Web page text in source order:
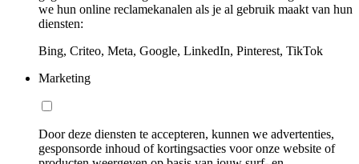
we hun online reclamekanalen als je al gebruik maakt van hun
diensten:
Bing, Criteo, Meta, Google, LinkedIn, Pinterest, TikTok
Marketing
Door deze diensten te accepteren, kunnen we advertenties,
gesponsorde inhoud of kortingsacties voor onze website of